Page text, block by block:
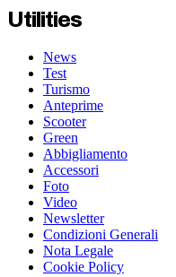
Utilities
News
Test
Turismo
Anteprime
Scooter
Green
Abbigliamento
Accessori
Foto
Video
Newsletter
Condizioni Generali
Nota Legale
Cookie Policy